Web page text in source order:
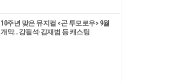
10주년 맞은 뮤지컬 <곤 투모로우> 9월
개막…강필석·김재범 등 캐스팅